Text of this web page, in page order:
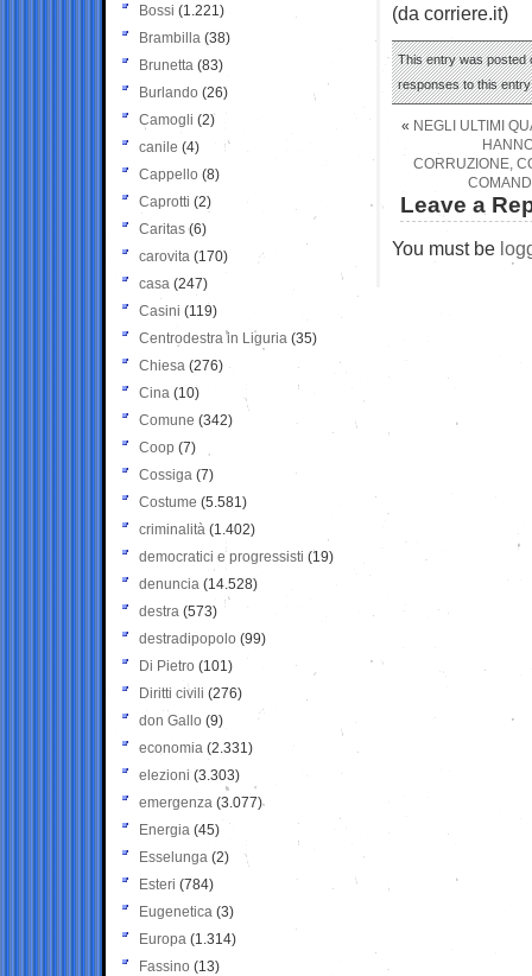
(da corriere.it)
This entry was posted
responses to this
« NEGLI ULTIMI
CORRUZIONE,
Leave a
You must be
Bossi (1.221)
Brambilla (38)
Brunetta (83)
Burlando (26)
Camogli (2)
canile (4)
Cappello (8)
Caprotti (2)
Caritas (6)
carovita (170)
casa (247)
Casini (119)
Centrodestra in Liguria (35)
Chiesa (276)
Cina (10)
Comune (342)
Coop (7)
Cossiga (7)
Costume (5.581)
criminalità (1.402)
democratici e progressisti (19)
denuncia (14.528)
destra (573)
destradipopolo (99)
Di Pietro (101)
Diritti civili (276)
don Gallo (9)
economia (2.331)
elezioni (3.303)
emergenza (3.077)
Energia (45)
Esselunga (2)
Esteri (784)
Eugenetica (3)
Europa (1.314)
Fassino (13)